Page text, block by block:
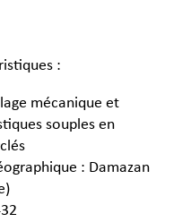
:
mécanique et
souples en
: Damazan